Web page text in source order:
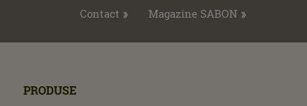
Contact Magazine SABON
PRODUSE